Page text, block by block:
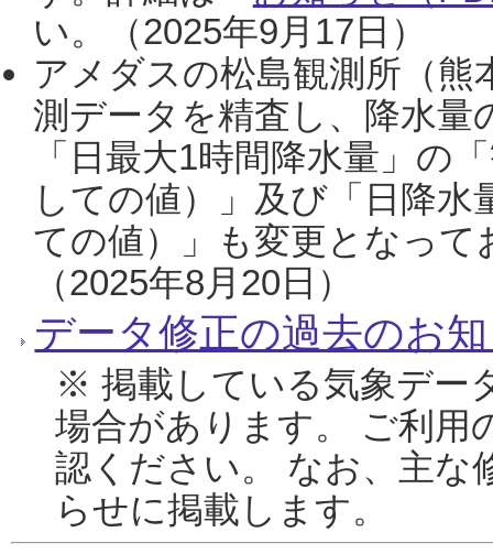
い。（2025年9月17日）
アメダスの松島観測所（熊
測データを精査し、降水
「日最大1時間降水量」の
しての値）」及び「日降
ての値）」も変更となっ
（2025年8月20日）
データ修正の過去のお
※ 掲載している気象デー
場合があります。 ご利用
認ください。 なお、主な
らせに掲載します。